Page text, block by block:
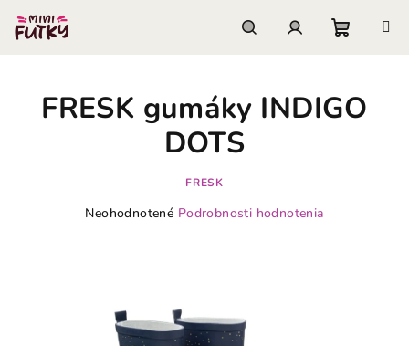
obsah
košík
FRESK gumáky INDIGO
DOTS
FRESK
Priemerné
hviezdičiek.
Neohodnotené Podrobnosti hodnotenia